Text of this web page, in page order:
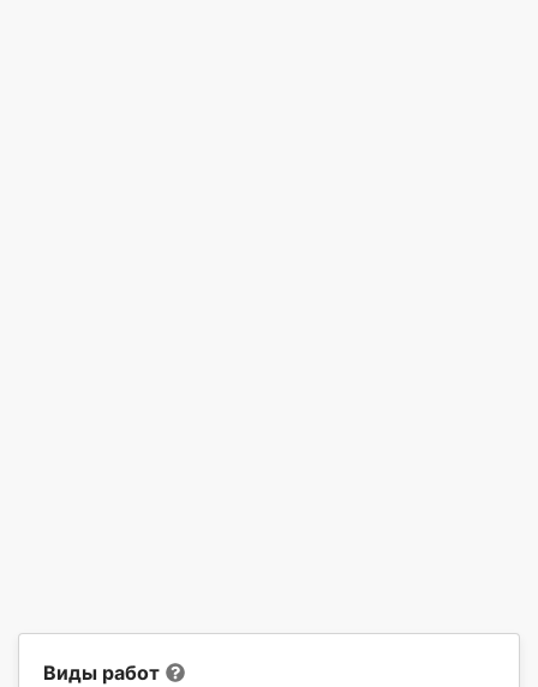
Виды работ